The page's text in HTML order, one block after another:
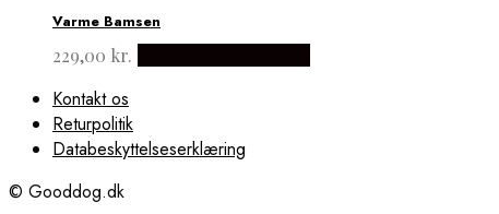
Varme Bamsen
229,00 kr.
Kontakt os
Returpolitik
Databeskyttelseserklæring
© Gooddog.dk